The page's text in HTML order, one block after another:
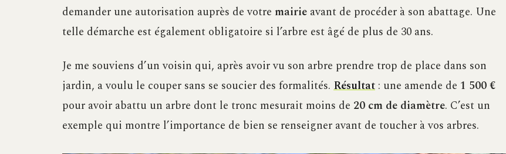
demander une autorisation auprès de votre mairie avant de procéder à son abattage. Une
telle démarche est également obligatoire si l’arbre est âgé de plus de 30 ans.
Je me souviens d’un voisin qui, après avoir vu son arbre prendre trop de place dans son
jardin, a voulu le couper sans se soucier des formalités. Résultat : une amende de 1 500 €
pour avoir abattu un arbre dont le tronc mesurait moins de 20 cm de diamètre. C’est un
exemple qui montre l’importance de bien se renseigner avant de toucher à vos arbres.